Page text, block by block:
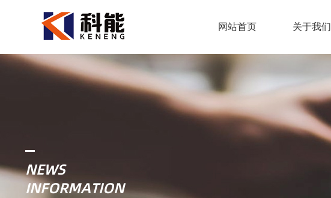
网站首页 关于我们
NEWS
INFORMATION